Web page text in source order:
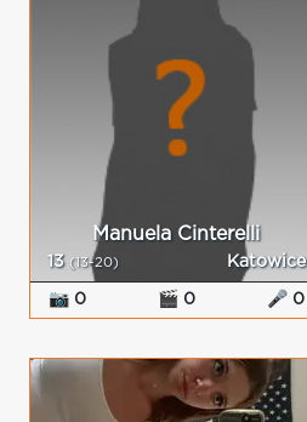
Manuela Cinterelli
13 (13-20) Katowice
📷 0 🎬 0 🎤 0